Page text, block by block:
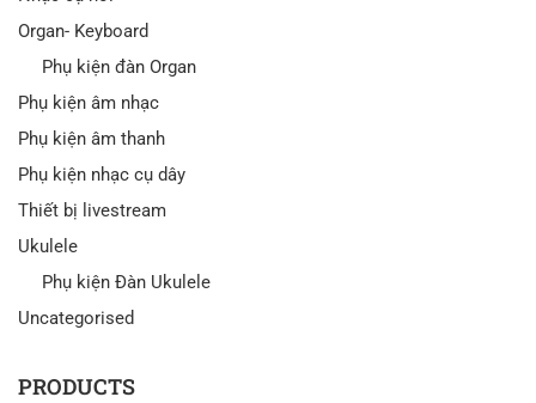
Organ- Keyboard
Phụ kiện đàn Organ
Phụ kiện âm nhạc
Phụ kiện âm thanh
Phụ kiện nhạc cụ dây
Thiết bị livestream
Ukulele
Phụ kiện Đàn Ukulele
Uncategorised
PRODUCTS